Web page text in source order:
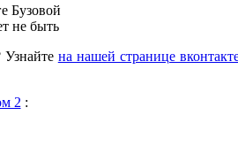
на нашей странице
2 :